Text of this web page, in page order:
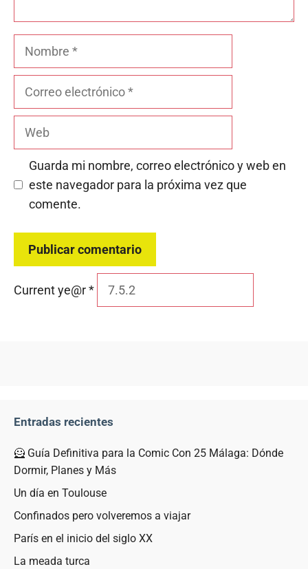
Nombre
Guarda mi nombre, correo electrónico y web en
este navegador para la próxima vez que
comente.
Current ye@r*
Entradas recientes
🦸 Guía Definitiva para la Comic Con 25 Málaga: Dónde
Dormir, Planes y Más
Un día en Toulouse
Confinados pero volveremos a viajar
París en el inicio del siglo XX
La meada turca